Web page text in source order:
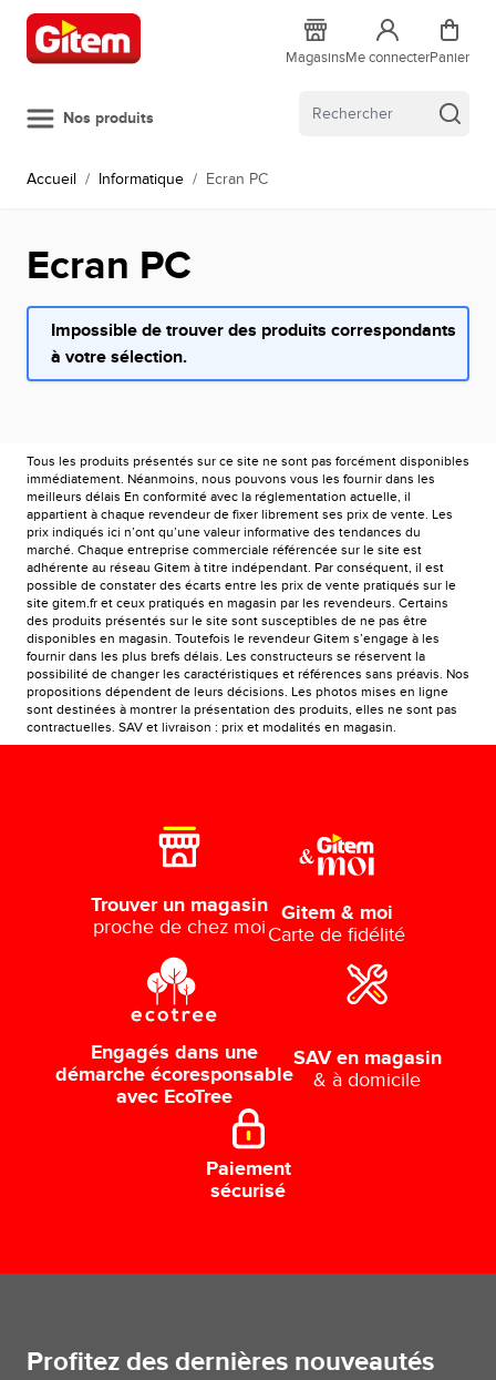
Allez au contenu
MagasinsMe connecterPanier
Nos produits
Accueil / Informatique / Ecran PC
Ecran PC
Impossible de trouver des produits correspondants
à votre sélection.
Tous les produits présentés sur ce site ne sont pas forcément disponibles
immédiatement. Néanmoins, nous pouvons vous les fournir dans les
meilleurs délais En conformité avec la réglementation actuelle, il
appartient à chaque revendeur de fixer librement ses prix de vente. Les
prix indiqués ici n’ont qu’une valeur informative des tendances du
marché. Chaque entreprise commerciale référencée sur le site est
adhérente au réseau Gitem à titre indépendant. Par conséquent, il est
possible de constater des écarts entre les prix de vente pratiqués sur le
site gitem.fr et ceux pratiqués en magasin par les revendeurs. Certains
des produits présentés sur le site sont susceptibles de ne pas être
disponibles en magasin. Toutefois le revendeur Gitem s’engage à les
fournir dans les plus brefs délais. Les constructeurs se réservent la
possibilité de changer les caractéristiques et références sans préavis. Nos
propositions dépendent de leurs décisions. Les photos mises en ligne
sont destinées à montrer la présentation des produits, elles ne sont pas
contractuelles. SAV et livraison : prix et modalités en magasin.
Trouver un magasin
proche de chez moi
Gitem & moi
Carte de fidélité
Engagés dans une
démarche écoresponsable
avec EcoTree
SAV en magasin
& à domicile
Paiement
sécurisé
Profitez des dernières nouveautés